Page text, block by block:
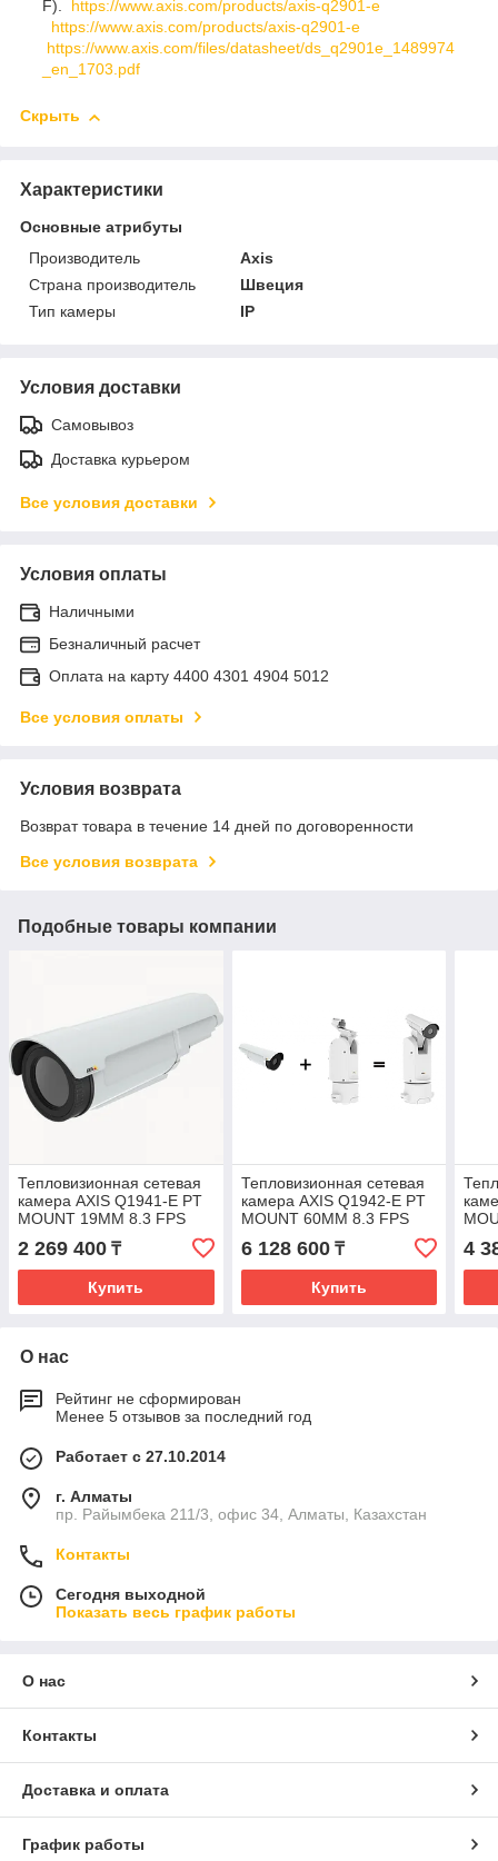
F). https://www.axis.com/products/axis-q2901-e
https://www.axis.com/products/axis-q2901-e
https://www.axis.com/files/datasheet/ds_q2901e_1489974
_en_1703.pdf
Скрыть
Характеристики
Основные атрибуты
Производитель
Axis
Страна производитель
Швеция
Тип камеры
IP
Условия доставки
Самовывоз
Доставка курьером
Все условия доставки
Условия оплаты
Наличными
Безналичный расчет
Оплата на карту 4400 4301 4904 5012
Все условия оплаты
Условия возврата
Возврат товара в течение 14 дней по договоренности
Все условия возврата
Подобные товары компании
Тепловизионная сетевая
камера AXIS Q1941-E PT
MOUNT 19MM 8.3 FPS
2 269 400 ₸
Купить
Тепловизионная сетевая
камера AXIS Q1942-E PT
MOUNT 60MM 8.3 FPS
6 128 600₸
Купить
4
О нас
Рейтинг не сформирован
Менее 5 отзывов за последний год
Работает с 27.10.2014
г. Алматы
пр. Райымбека 211/3, офис 34, Алматы, Казахстан
Контакты
Сегодня выходной
Показать весь график работы
О нас
Контакты
Доставка и оплата
График работы